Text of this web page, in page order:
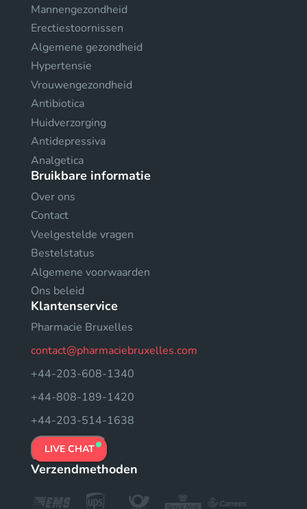
Mannengezondheid
Erectiestoornissen
Algemene gezondheid
Hypertensie
Vrouwengezondheid
Antibiotica
Huidverzorging
Antidepressiva
Analgetica
Bruikbare informatie
Over ons
Contact
Veelgestelde vragen
Bestelstatus
Algemene voorwaarden
Ons beleid
Klantenservice
Pharmacie Bruxelles
contact@pharmaciebruxelles.com
+44-203-608-1340
+44-808-189-1420
+44-203-514-1638
LIVE CHAT
Verzendmethoden